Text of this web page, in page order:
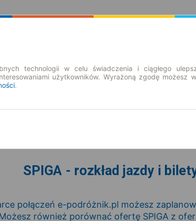
SPIGA - rozkład jazdy i
połączeń e-podróżnik.pl możesz
również porównać ofertę SPIGA z
technologii w celu świadczenia i ciągłego
użytkowników. Wyrażoną zgodę możesz
.